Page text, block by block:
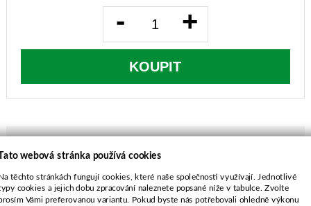
- +
KOUPIT
POPIS ZBOŽÍ
vnější průměr-69 mm
webová stránka používá cookies
těchto stránkách fungují cookies, které naše společnosti využívají. Jednotlivé
cookies a jejich dobu zpracování naleznete popsané níže v tabulce. Zvolte
Vámi preferovanou variantu. Pokud byste nás potřebovali ohledně výkonu